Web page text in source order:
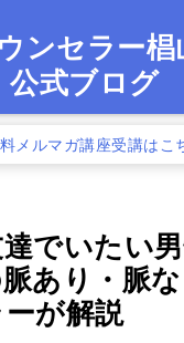
ンセラー椙
公式ブログ
メルマガ講座受講はこ
でいたい
あり・脈
が解説